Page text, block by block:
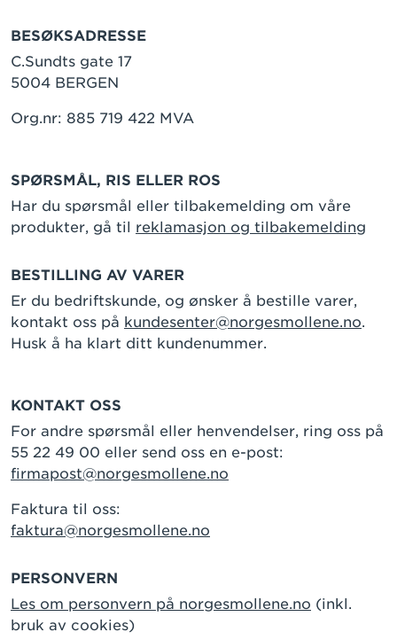
BESØKSADRESSE
C.Sundts gate 17
5004 BERGEN
Org.nr: 885 719 422 MVA
SPØRSMÅL, RIS ELLER ROS
Har du spørsmål eller tilbakemelding om våre
produkter, gå til reklamasjon og tilbakemelding
BESTILLING AV VARER
Er du bedriftskunde, og ønsker å bestille varer,
kontakt oss på kundesenter@norgesmollene.no.
Husk å ha klart ditt kundenummer.
KONTAKT OSS
For andre spørsmål eller henvendelser, ring oss på
55 22 49 00 eller send oss en e-post:
firmapost@norgesmollene.no
Faktura til oss:
faktura@norgesmollene.no
PERSONVERN
Les om personvern på norgesmollene.no (inkl.
bruk av cookies)